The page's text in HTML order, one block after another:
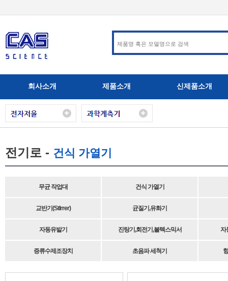
회사소개 제품소개 신제품소개
전기로 - 건식 가열기
무균 작업대 건식 가열기
교반기(StIrrer) 균질기,유화기
자동유발기 진탕기,회전기,볼텍스믹서 자
증류수제조장치 초음파 세척기